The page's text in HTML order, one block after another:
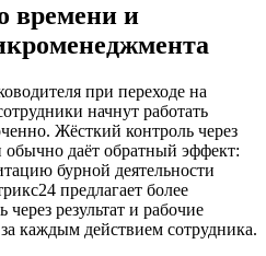
времени и
при переходе на
начнут работать
Жёсткий контроль через
даёт обратный эффект:
бурной деятельности
предлагает более
результат и рабочие
каждым действием сотрудника.